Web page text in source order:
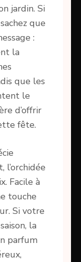
jardin. Si
que
:
la
que les
le
d’offrir
fête.
l’orchidée
Facile à
touche
Si votre
la
parfum